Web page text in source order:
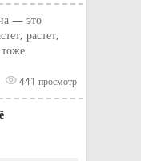
— это
растет,
441 просмотр